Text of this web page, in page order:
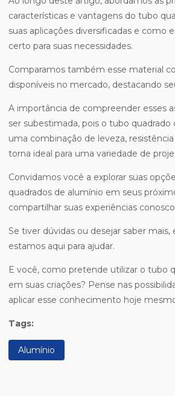
características e vantagens do tubo
suas aplicações diversificadas e como
certo para suas necessidades.
Comparamos também esse material
disponíveis no mercado, destacando
A importância de compreender esses
ser subestimada, pois o tubo
uma combinação de leveza,
torna ideal para uma variedade de
Convidamos você a explorar suas
quadrados de alumínio em seus
compartilhar suas experiências
Se tiver dúvidas ou desejar saber
estamos aqui para ajudar.
E você, como pretende utilizar o tubo
em suas criações? Pense nas
aplicar esse conhecimento hoje
Tags:
Alumínio